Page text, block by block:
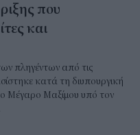
που
και
πληγέντων από τις
κατά τη διυπουργική
Μέγαρο Μαξίμου υπό τον